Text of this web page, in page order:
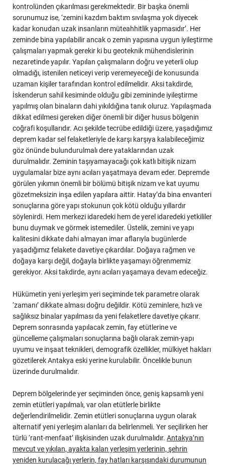
kontrolünden çıkarılması gerekmektedir. Bir başka önemli
sorunumuz ise, ‘zemini kazdım baktım sıvılaşma yok diyecek
kadar konudan uzak insanların müteahhitlik yapmasıdır’. Her
zeminde bina yapılabilir ancak o zemin yapısına uygun iyileştirme
çalışmaları yapmak gerekir ki bu geoteknik mühendislerinin
nezaretinde yapılır. Yapılan çalışmaların doğru ve yeterli olup
olmadığı, istenilen neticeyi verip veremeyeceği de konusunda
uzaman kişiler tarafından kontrol edilmelidir. Aksi takdirde,
İskenderun sahil kesiminde olduğu gibi zemininde iyileştirme
yapılmış olan binaların dahi yıkıldığına tanık oluruz. Yapılaşmada
dikkat edilmesi gereken diğer önemli bir diğer husus bölgenin
coğrafi koşullarıdır. Acı şekilde tecrübe edildiği üzere, yaşadığımız
deprem kadar sel felaketleriyle de karşı karşıya kalabileceğimiz
göz önünde bulundurulmalı dere yataklarından uzak
durulmalıdır. Zeminin taşıyamayacağı çok katlı bitişik nizam
uygulamalar bize aynı acıları yaşatmaya devam eder. Depremde
görülen yıkımın önemli bir bölümü bitişik nizam ve kat uyumu
gözetmeksizin inşa edilen yapılara aittir. Hatay’da bina envanteri
sonuçlarına göre yapı stokunun çok kötü olduğu yıllardır
söylenirdi. Hem merkezi idaredeki hem de yerel idaredeki yetkililer
bunu duymak ve görmek istemediler. Üstelik, zemini ve yapı
kalitesini dikkate dahi almayan imar aflarıyla bugünlerde
yaşadığımız felakete davetiye çıkardılar. Doğaya rağmen ve
doğaya karşı değil, doğayla birlikte yaşamayı öğrenmemiz
gerekiyor. Aksi takdirde, aynı acıları yaşamaya devam edeceğiz.
Hükümetin yeni yerleşim yeri seçiminde tek parametre olarak
‘zamanı’ dikkate alması doğru değildir. Kötü zeminlere, hızlı ve
sağlıksız binalar yapılması da yeni felaketlere davetiye çıkarır.
Deprem sonrasında yapılacak zemin, fay etütlerine ve
güncelleme çalışmaları sonuçlarına bağlı olarak zemin-yapı
uyumu ve inşaat teknikleri, demografik özellikler, mülkiyet hakları
gözetilerek Antakya eski yerine kurulabilir. Öncelikle bunun
üzerinde durulmalıdır.
Deprem bölgelerinde yer seçiminden önce, geniş kapsamlı yeni
zemin etütleri yapılmalı, var olan etütlerle birlikte
değerlendirilmelidir. Zemin etütleri sonuçlarına uygun olarak
alternatif yeni yerleşim alanları da belirlenmeli. Yer seçilirken her
türlü ‘rant-menfaat’ ilişkisinden uzak durulmalıdır. Antakya’nın
mevcut ve yıkılan, ayakta kalan yerleşim yerlerinin, şehrin
yeniden kurulacağı yerlerin, fay hatları karşısındaki durumunun